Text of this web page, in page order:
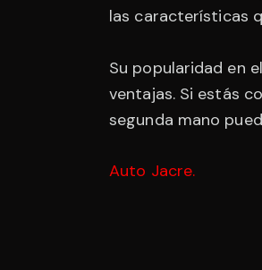
las características
Su popularidad en
ventajas. Si estás
segunda mano
Auto Jacre.